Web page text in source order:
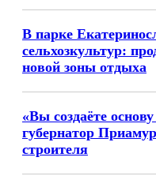
В парке
сельхозкультур:
новой зоны отдыха
«Вы создаёте
губернатор
строителя